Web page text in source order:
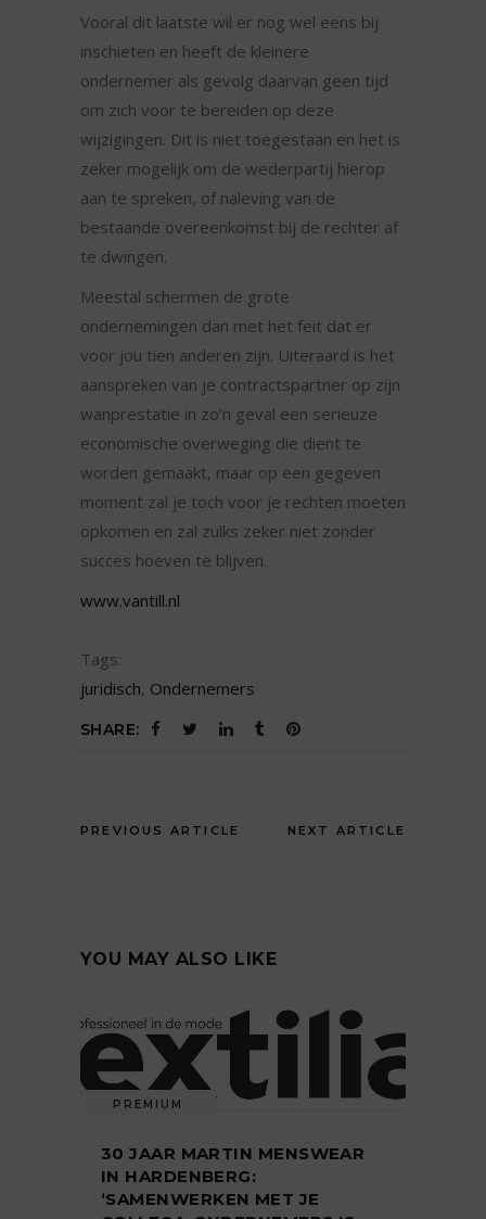
Vooral dit laatste wil er nog wel eens bij
inschieten en heeft de kleinere
ondernemer als gevolg daarvan geen tijd
om zich voor te bereiden op deze
wijzigingen. Dit is niet toegestaan en het is
zeker mogelijk om de wederpartij hierop
aan te spreken, of naleving van de
bestaande overeenkomst bij de rechter af
te dwingen.
Meestal schermen de grote
ondernemingen dan met het feit dat er
voor jou tien anderen zijn. Uiteraard is het
aanspreken van je contractspartner op zijn
wanprestatie in zo’n geval een serieuze
economische overweging die dient te
worden gemaakt, maar op een gegeven
moment zal je toch voor je rechten moeten
opkomen en zal zulks zeker niet zonder
succes hoeven te blijven.
www.vantill.nl
Tags:
juridisch, Ondernemers
SHARE:
PREVIOUS ARTICLE NEXT ARTICLE
YOU MAY ALSO LIKE
PREMIUM
30 JAAR MARTIN MENSWEAR
IN HARDENBERG:
‘SAMENWERKEN MET JE